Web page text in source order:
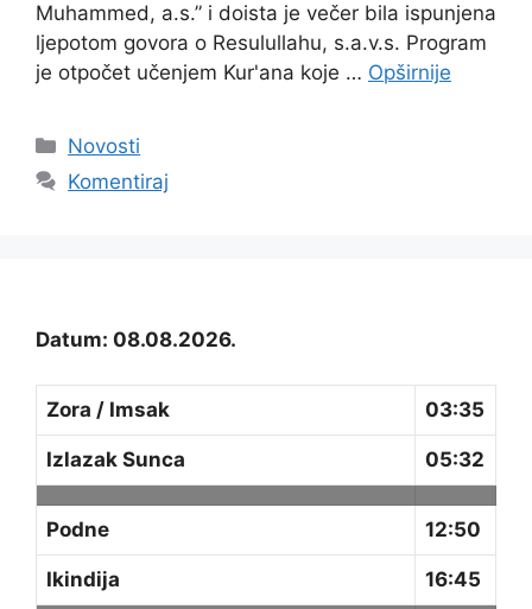
Muhammed, a.s.” i doista je večer bila ispunjena
ljepotom govora o Resulullahu, s.a.v.s. Program
je otpočet učenjem Kur'ana koje … Opširnije
Kategorije
Novosti
Komentiraj
Datum: 08.08.2026.
Zora / Imsak 03:35
Izlazak Sunca 05:32
Podne 12:50
Ikindija 16:45